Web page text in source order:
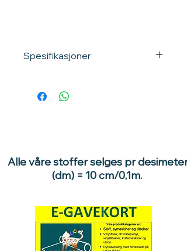
Spesifikasjoner
4011905454948
Alle våre stoffer selges pr desimeter
(dm) = 10 cm/0,1m.